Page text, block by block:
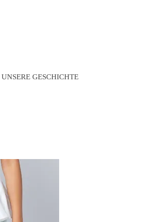
UNSERE GESCHICHTE